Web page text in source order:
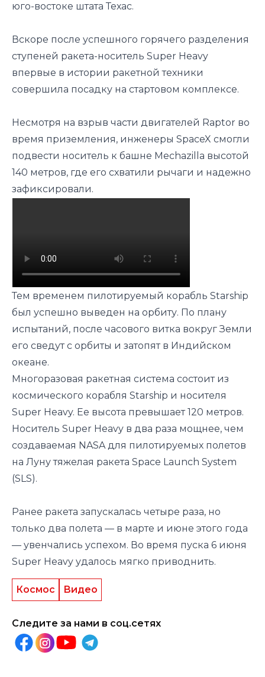
юго-востоке штата Техас.
Вскоре после успешного горячего разделения
ступеней ракета-носитель Super Heavy
впервые в истории ракетной техники
совершила посадку на стартовом комплексе.
Несмотря на взрыв части двигателей Raptor во
время приземления, инженеры SpaceX смогли
подвести носитель к башне Mechazilla высотой
140 метров, где его схватили рычаги и надежно
зафиксировали.
Тем временем пилотируемый корабль Starship
был успешно выведен на орбиту. По плану
испытаний, после часового витка вокруг Земли
его сведут с орбиты и затопят в Индийском
океане.
Многоразовая ракетная система состоит из
космического корабля Starship и носителя
Super Heavy. Ее высота превышает 120 метров.
Носитель Super Heavy в два раза мощнее, чем
создаваемая NASA для пилотируемых полетов
на Луну тяжелая ракета Space Launch System
(SLS).
Ранее ракета запускалась четыре раза, но
только два полета — в марте и июне этого года
— увенчались успехом. Во время пуска 6 июня
Super Heavy удалось мягко приводнить.
Космос Видео
Следите за нами в соц.сетях